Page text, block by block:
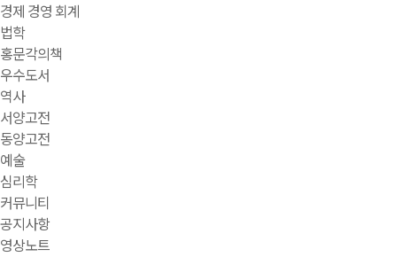
경제 경영 회계
법학
홍문각의책
우수도서
역사
서양고전
동양고전
예술
심리학
커뮤니티
공지사항
영상노트